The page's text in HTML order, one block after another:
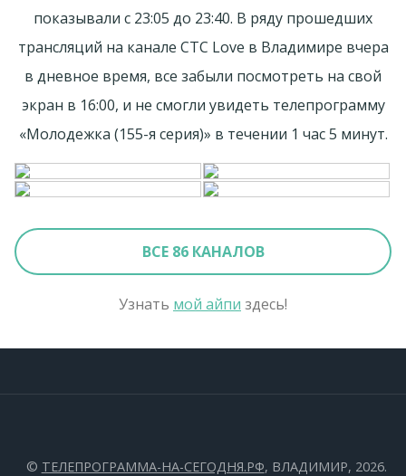
показывали с 23:05 до 23:40. В ряду прошедших
трансляций на канале СТС Love в Владимире вчера
в дневное время, все забыли посмотреть на свой
экран в 16:00, и не смогли увидеть телепрограмму
«Молодежка (155-я серия)» в течении 1 час 5 минут.
ВСЕ 86 КАНАЛОВ
Узнать мой айпи здесь!
© ТЕЛЕПРОГРАММА-НА-СЕГОДНЯ.РФ, ВЛАДИМИР, 2026.